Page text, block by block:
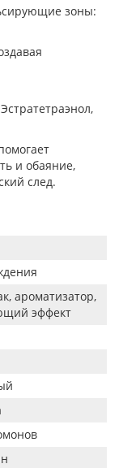
зоны:
и обаяние,
след.
ароматизатор,
эффект